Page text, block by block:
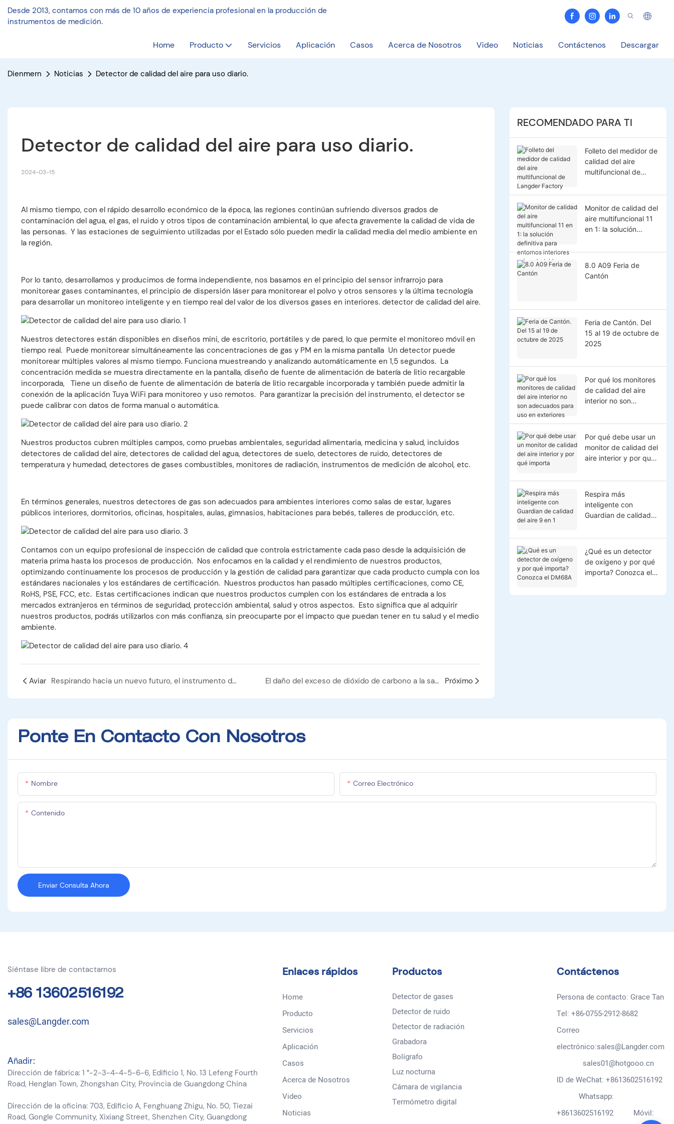
Desde 2013, contamos con más de 10 años de experiencia profesional en la producción de
instrumentos de medición.
Home Producto Servicios Aplicación Casos Acerca de Nosotros Video Noticias Contáctenos Descargar
Dienmern Noticias Detector de calidad del aire para uso diario.
Detector de calidad del aire para uso diario.
2024-03-15
Al mismo tiempo, con el rápido desarrollo económico de la época, las regiones continúan sufriendo diversos grados de
contaminación del agua, el gas, el ruido y otros tipos de contaminación ambiental, lo que afecta gravemente la calidad de vida de
las personas. Y las estaciones de seguimiento utilizadas por el Estado sólo pueden medir la calidad media del medio ambiente en
la región.
Por lo tanto, desarrollamos y producimos de forma independiente, nos basamos en el principio del sensor infrarrojo para
monitorear gases contaminantes, el principio de dispersión láser para monitorear el polvo y otros sensores y la última tecnología
para desarrollar un monitoreo inteligente y en tiempo real del valor de los diversos gases en interiores. detector de calidad del aire.
Nuestros detectores están disponibles en diseños mini, de escritorio, portátiles y de pared, lo que permite el monitoreo móvil en
tiempo real. Puede monitorear simultáneamente las concentraciones de gas y PM en la misma pantalla Un detector puede
monitorear múltiples valores al mismo tiempo. Funciona muestreando y analizando automáticamente en 1,5 segundos. La
concentración medida se muestra directamente en la pantalla, diseño de fuente de alimentación de batería de litio recargable
incorporada, Tiene un diseño de fuente de alimentación de batería de litio recargable incorporada y también puede admitir la
conexión de la aplicación Tuya WiFi para monitoreo y uso remotos. Para garantizar la precisión del instrumento, el detector se
puede calibrar con datos de forma manual o automática.
Nuestros productos cubren múltiples campos, como pruebas ambientales, seguridad alimentaria, medicina y salud, incluidos
detectores de calidad del aire, detectores de calidad del agua, detectores de suelo, detectores de ruido, detectores de
temperatura y humedad, detectores de gases combustibles, monitores de radiación, instrumentos de medición de alcohol, etc.
En términos generales, nuestros detectores de gas son adecuados para ambientes interiores como salas de estar, lugares
públicos interiores, dormitorios, oficinas, hospitales, aulas, gimnasios, habitaciones para bebés, talleres de producción, etc.
Contamos con un equipo profesional de inspección de calidad que controla estrictamente cada paso desde la adquisición de
materia prima hasta los procesos de producción. Nos enfocamos en la calidad y el rendimiento de nuestros productos,
optimizando continuamente los procesos de producción y la gestión de calidad para garantizar que cada producto cumpla con los
estándares nacionales y los estándares de certificación. Nuestros productos han pasado múltiples certificaciones, como CE,
RoHS, PSE, FCC, etc. Estas certificaciones indican que nuestros productos cumplen con los estándares de entrada a los
mercados extranjeros en términos de seguridad, protección ambiental, salud y otros aspectos. Esto significa que al adquirir
nuestros productos, podrás utilizarlos con más confianza, sin preocuparte por el impacto que puedan tener en tu salud y el medio
ambiente.
Aviar Respirando hacia un nuevo futuro, el instrumento de calidad del aire protege cada respiración con frescura El daño del exceso de dióxido de carbono a la salud humana. Próximo
RECOMENDADO PARA TI
Folleto del medidor de
calidad del aire
multifuncional de
Monitor de calidad del
aire multifuncional 11
en 1: la solución
entornos interiores
más saludables
8.0 A09 Feria de
Cantón
Feria de Cantón. Del
15 al 19 de octubre de
2025
Por qué los monitores
de calidad del aire
interior no son
en exteriores
Por qué debe usar un
monitor de calidad del
aire interior y por qué
Respira más
inteligente con
Guardian de calidad
¿Qué es un detector
de oxígeno y por qué
importa? Conozca el
Ponte En Contacto Con Nosotros
Nombre Correo Electrónico
Contenido
Enviar Consulta Ahora
Siéntase libre de contactarnos
+86 13602516192
sales@Langder.com
Añadir:
Dirección de fábrica: 1 °-2-3-4-4-5-6-6, Edificio 1, No. 13 Lefeng Fourth
Road, Henglan Town, Zhongshan City, Provincia de Guangdong China
Dirección de la oficina: 703, Edificio A, Fenghuang Zhigu, No. 50, Tiezai
Road, Gongle Community, Xixiang Street, Shenzhen City, Guangdong
Enlaces rápidos
Home
Producto
Servicios
Aplicación
Casos
Acerca de Nosotros
Video
Noticias
Productos
Detector de gases
Detector de ruido
Detector de radiación
Grabadora
Bolígrafo
Luz nocturna
Cámara de vigilancia
Termómetro digital
Contáctenos
Persona de contacto: Grace Tan
Tel: +86-0755-2912-8682
Correo
electrónico:sales@Langder.com
sales01@hotgooo.cn
ID de WeChat: +8613602516192
Whatsapp:
+8613602516192 Móvil: